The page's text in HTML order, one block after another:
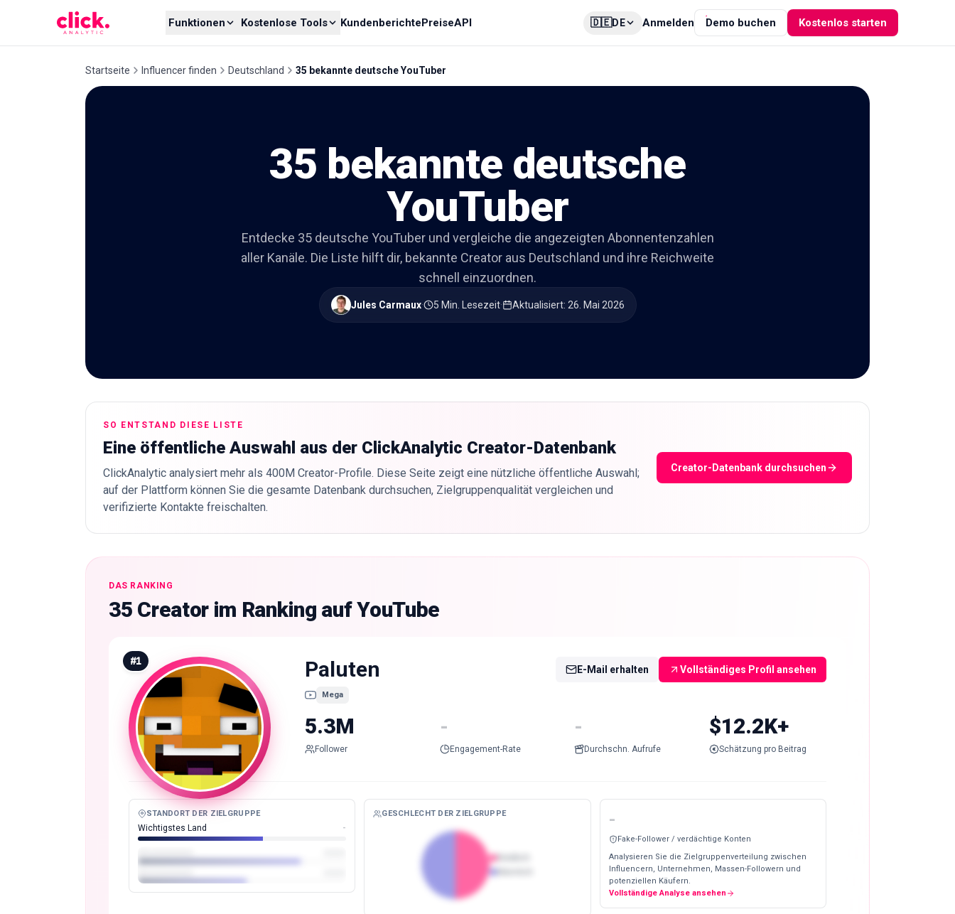
Funktionen Kostenlose Tools KundenberichtePreiseAPI 🇩🇪DE Anmelden Demo buchen Kostenlos starten
Startseite Influencer finden Deutschland 35 bekannte deutsche YouTuber
35 bekannte deutsche
YouTuber
Entdecke 35 deutsche YouTuber und vergleiche die angezeigten Abonnentenzahlen
aller Kanäle. Die Liste hilft dir, bekannte Creator aus Deutschland und ihre Reichweite
schnell einzuordnen.
Jules Carmaux· 5 Min. Lesezeit· Aktualisiert: 26. Mai 2026
SO ENTSTAND DIESE LISTE
Eine öffentliche Auswahl aus der ClickAnalytic Creator-Datenbank
ClickAnalytic analysiert mehr als 400M Creator-Profile. Diese Seite zeigt eine nützliche öffentliche Auswahl;
auf der Plattform können Sie die gesamte Datenbank durchsuchen, Zielgruppenqualität vergleichen und
verifizierte Kontakte freischalten.
Creator-Datenbank durchsuchen
DAS RANKING
35 Creator im Ranking auf YouTube
#1 Paluten
Mega
E-Mail erhalten Vollständiges Profil ansehen
5.3M
Follower
-
Engagement-Rate
-
Durchschn. Aufrufe
$12.2K+
Schätzung pro Beitrag
STANDORT DER ZIELGRUPPE
Wichtigstes Land -
GESCHLECHT DER ZIELGRUPPE -
Fake-Follower / verdächtige Konten
Analysieren Sie die Zielgruppenverteilung zwischen
Influencern, Unternehmen, Massen-Followern und
potenziellen Käufern.
Vollständige Analyse ansehen